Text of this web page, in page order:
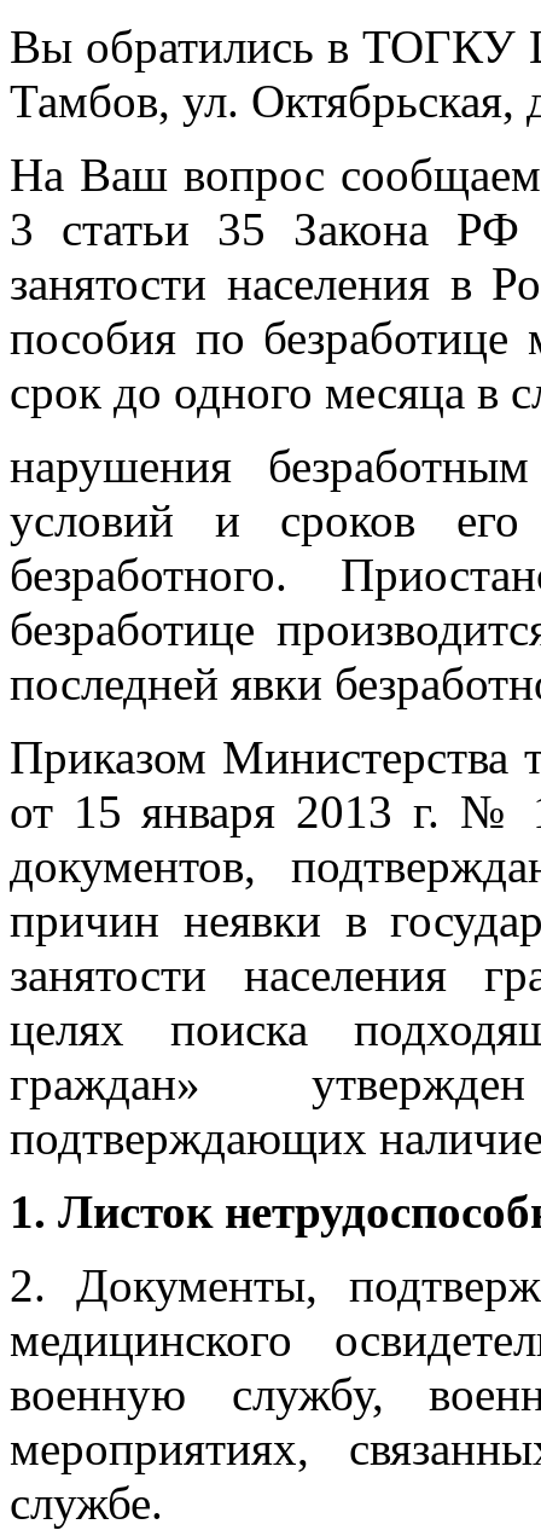
Вы обратились в ТОГКУ
Тамбов, ул. Октябрьская,
На Ваш вопрос
3 статьи 35 Закона
занятости населения в
пособия по безработице
срок до одного месяца в
нарушения
условий и сроков его
безработного.
безработице
последней явки
Приказом Министерства
от 15 января 2013 г. №
документов,
причин неявки в
занятости населения
целях поиска
граждан»
подтверждающих
1. Листок
2. Документы,
медицинского
военную службу,
мероприятиях,
службе.